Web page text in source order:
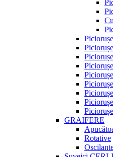
GRAIFERE
Rotative